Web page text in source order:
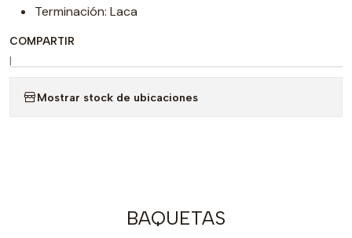
Terminación: Laca
COMPARTIR
|
Mostrar stock de ubicaciones
BAQUETAS